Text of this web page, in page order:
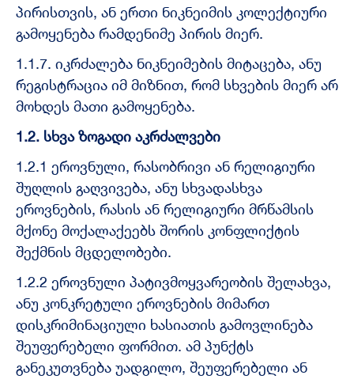
პირისთვის, ან ერთი ნიკნეიმის კოლექტიური
გამოყენება რამდენიმე პირის მიერ.
1.1.7. იკრძალება ნიკნეიმების მიტაცება, ანუ
რეგისტრაცია იმ მიზნით, რომ სხვების მიერ არ
მოხდეს მათი გამოყენება.
1.2. სხვა ზოგადი აკრძალვები
1.2.1 ეროვნული, რასობრივი ან რელიგიური
შუღლის გაღვივება, ანუ სხვადასხვა
ეროვნების, რასის ან რელიგიური მრწამსის
მქონე მოქალაქეებს შორის კონფლიქტის
შექმნის მცდელობები.
1.2.2 ეროვნული პატივმოყვარეობის შელახვა,
ანუ კონკრეტული ეროვნების მიმართ
დისკრიმინაციული ხასიათის გამოვლინება
შეუფერებელი ფორმით. ამ პუნქტს
განეკუთვნება უადგილო, შეუფერებელი ან